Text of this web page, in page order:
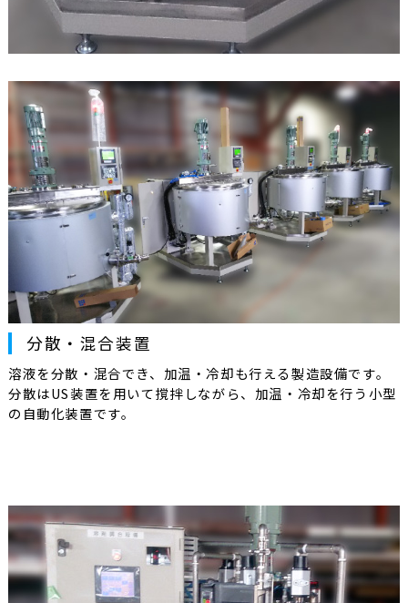
分散・混合装置
溶液を分散・混合でき、加温・冷却も行える製造設備です。
分散はUS装置を用いて撹拌しながら、加温・冷却を行う小型
の自動化装置です。